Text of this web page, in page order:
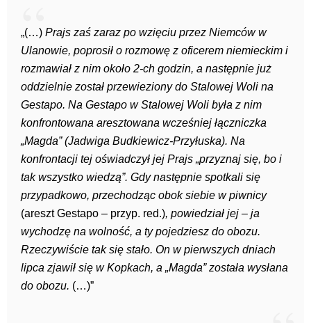
„(…) Prajs zaś zaraz po wzięciu przez Niemców w
Ulanowie, poprosił o rozmowę z oficerem niemieckim i
rozmawiał z nim około 2-ch godzin, a następnie już
oddzielnie został przewieziony do Stalowej Woli na
Gestapo. Na Gestapo w Stalowej Woli była z nim
konfrontowana aresztowana wcześniej łączniczka
„Magda” (Jadwiga Budkiewicz-Przyłuska). Na
konfrontacji tej oświadczył jej Prajs „przyznaj się, bo i
tak wszystko wiedzą”. Gdy następnie spotkali się
przypadkowo, przechodząc obok siebie w piwnicy
(areszt Gestapo – przyp. red.), powiedział jej – ja
wychodzę na wolność, a ty pojedziesz do obozu.
Rzeczywiście tak się stało. On w pierwszych dniach
lipca zjawił się w Kopkach, a „Magda” została wysłana
do obozu. (…)”